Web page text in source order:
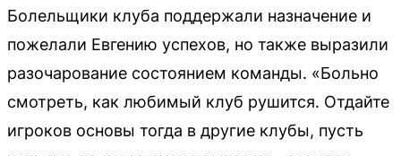
Болельщики клуба поддержали назначение и
пожелали Евгению успехов, но также выразили
разочарование состоянием команды. «Больно
смотреть, как любимый клуб рушится. Отдайте
игроков основы тогда в другие клубы, пусть